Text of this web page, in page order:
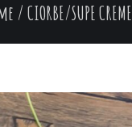
/ CIORBE/SUPE CREME